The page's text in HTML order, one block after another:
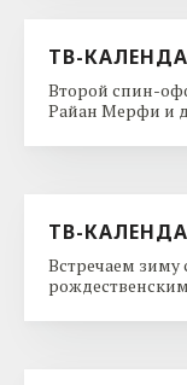
ТВ-
Второй спин-
Райан Мерфи и
ТВ-
Встречаем